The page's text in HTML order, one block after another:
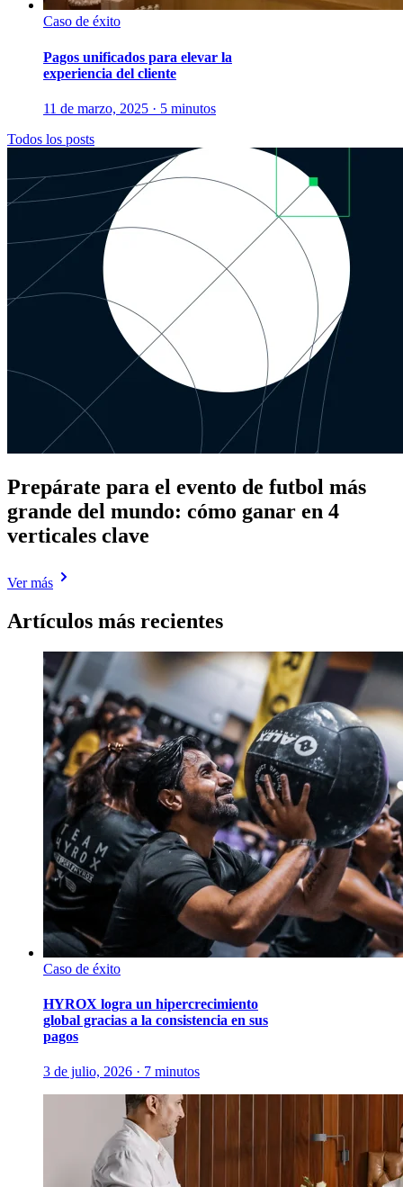
Caso de éxito
Pagos unificados para elevar la
experiencia del cliente
11 de marzo, 2025 · 5 minutos
Todos los posts
Prepárate para el evento de futbol más
grande del mundo: cómo ganar en 4
verticales clave
Ver más
Artículos más recientes
Caso de éxito
HYROX logra un hipercrecimiento
global gracias a la consistencia en sus
pagos
3 de julio, 2026 · 7 minutos